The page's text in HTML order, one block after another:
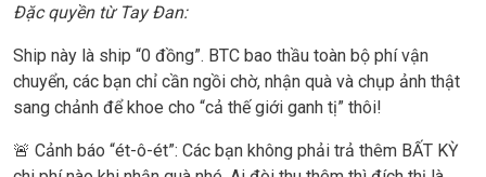
Đặc quyền từ Tay Đan:
Ship này là ship “0 đồng”. BTC bao thầu toàn bộ phí vận
chuyển, các bạn chỉ cần ngồi chờ, nhận quà và chụp ảnh thật
sang chảnh để khoe cho “cả thế giới ganh tị” thôi!
🚨 Cảnh báo “ét-ô-ét”: Các bạn không phải trả thêm BẤT KỲ